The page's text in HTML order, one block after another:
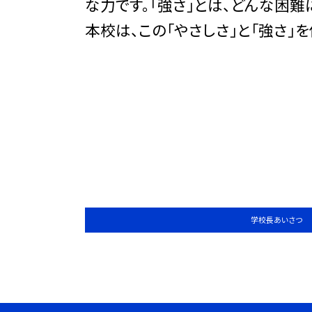
な力です。「強さ」とは、どんな困
本校は、この「やさしさ」と「強さ
学校長あいさつ